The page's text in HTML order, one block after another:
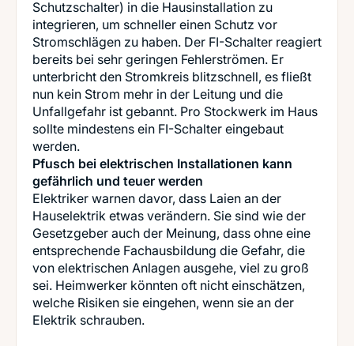
Schutzschalter) in die Hausinstallation zu
integrieren, um schneller einen Schutz vor
Stromschlägen zu haben. Der FI-Schalter reagiert
bereits bei sehr geringen Fehlerströmen. Er
unterbricht den Stromkreis blitzschnell, es fließt
nun kein Strom mehr in der Leitung und die
Unfallgefahr ist gebannt. Pro Stockwerk im Haus
sollte mindestens ein FI-Schalter eingebaut
Pfusch bei elektrischen Installationen kann
gefährlich und teuer werden
Elektriker warnen davor, dass Laien an der
Hauselektrik etwas verändern. Sie sind wie der
Gesetzgeber auch der Meinung, dass ohne eine
entsprechende Fachausbildung die Gefahr, die
von elektrischen Anlagen ausgehe, viel zu groß
sei. Heimwerker könnten oft nicht einschätzen,
welche Risiken sie eingehen, wenn sie an der
Elektrik schrauben.